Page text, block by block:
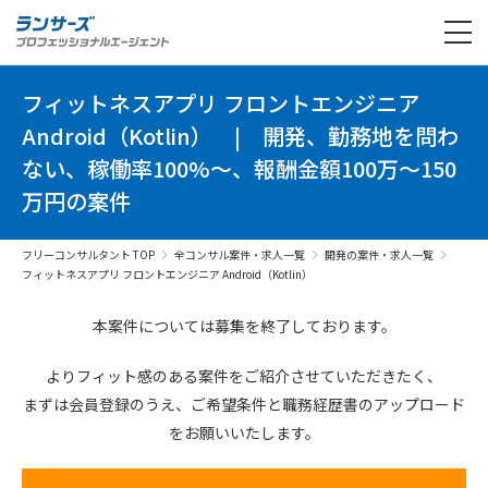
フィットネスアプリ フロントエンジニア
Android（Kotlin）
| 開発、勤務地を問わ
ない、稼働率100%～、報酬金額100万～150
万円の案件
フリーコンサルタント TOP 全コンサル案件・求人一覧
開発の案件・求人一覧
フィットネスアプリ フロントエンジニア Android（Kotlin）
本案件については募集を終了しております。
よりフィット感のある案件をご紹介させていただきたく、
まずは会員登録のうえ、 ご希望条件と職務経歴書のアップロード
をお願いいたします。